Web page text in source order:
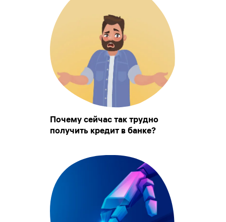
Почему сейчас так трудно
получить кредит в банке?